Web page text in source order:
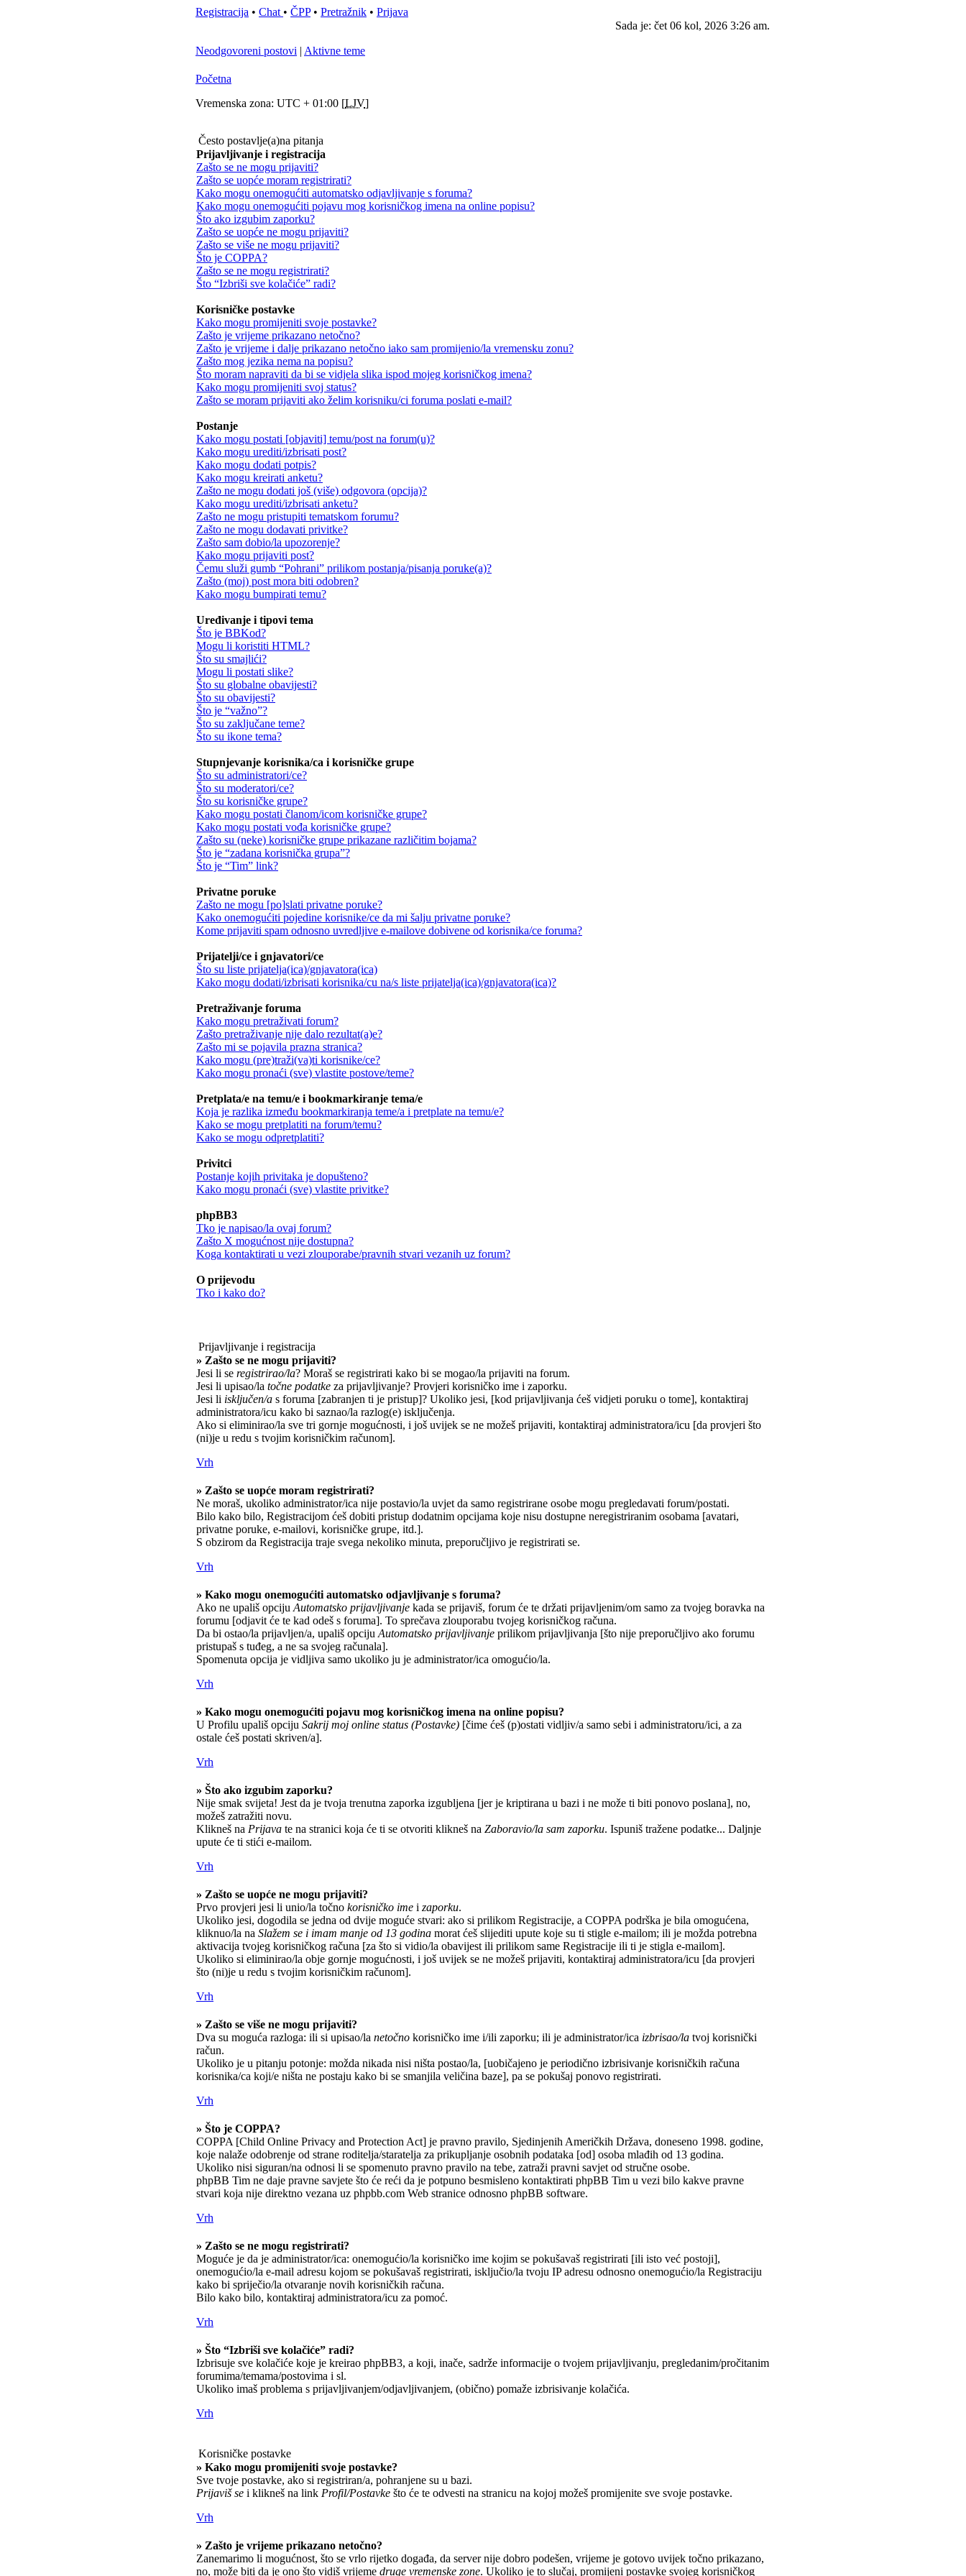
Registracija • Chat • ČPP• Pretražnik • Prijava
Sada je: čet 06 kol, 2026 3:26 am.
Neodgovoreni postovi | Aktivne teme
Početna
Vremenska zona: UTC + 01:00 [LJV]
Često postavlje(a)na pitanja
Prijavljivanje i registracija
Zašto se ne mogu prijaviti?
Zašto se uopće moram registrirati?
Kako mogu onemogućiti automatsko odjavljivanje s foruma?
Kako mogu onemogućiti pojavu mog korisničkog imena na online popisu?
Što ako izgubim zaporku?
Zašto se uopće ne mogu prijaviti?
Zašto se više ne mogu prijaviti?
Što je COPPA?
Zašto se ne mogu registrirati?
Što “Izbriši sve kolačiće” radi?
Korisničke postavke
Kako mogu promijeniti svoje postavke?
Zašto je vrijeme prikazano netočno?
Zašto je vrijeme i dalje prikazano netočno iako sam promijenio/la vremensku zonu?
Zašto mog jezika nema na popisu?
Što moram napraviti da bi se vidjela slika ispod mojeg korisničkog imena?
Kako mogu promijeniti svoj status?
Zašto se moram prijaviti ako želim korisniku/ci foruma poslati e-mail?
Postanje
Kako mogu postati [objaviti] temu/post na forum(u)?
Kako mogu urediti/izbrisati post?
Kako mogu dodati potpis?
Kako mogu kreirati anketu?
Zašto ne mogu dodati još (više) odgovora (opcija)?
Kako mogu urediti/izbrisati anketu?
Zašto ne mogu pristupiti tematskom forumu?
Zašto ne mogu dodavati privitke?
Zašto sam dobio/la upozorenje?
Kako mogu prijaviti post?
Čemu služi gumb “Pohrani” prilikom postanja/pisanja poruke(a)?
Zašto (moj) post mora biti odobren?
Kako mogu bumpirati temu?
Uređivanje i tipovi tema
Što je BBKod?
Mogu li koristiti HTML?
Što su smajlići?
Mogu li postati slike?
Što su globalne obavijesti?
Što su obavijesti?
Što je “važno”?
Što su zaključane teme?
Što su ikone tema?
Stupnjevanje korisnika/ca i korisničke grupe
Što su administratori/ce?
Što su moderatori/ce?
Što su korisničke grupe?
Kako mogu postati članom/icom korisničke grupe?
Kako mogu postati vođa korisničke grupe?
Zašto su (neke) korisničke grupe prikazane različitim bojama?
Što je “zadana korisnička grupa”?
Što je “Tim” link?
Privatne poruke
Zašto ne mogu [po]slati privatne poruke?
Kako onemogućiti pojedine korisnike/ce da mi šalju privatne poruke?
Kome prijaviti spam odnosno uvredljive e-mailove dobivene od korisnika/ce foruma?
Prijatelji/ce i gnjavatori/ce
Što su liste prijatelja(ica)/gnjavatora(ica)
Kako mogu dodati/izbrisati korisnika/cu na/s liste prijatelja(ica)/gnjavatora(ica)?
Pretraživanje foruma
Kako mogu pretraživati forum?
Zašto pretraživanje nije dalo rezultat(a)e?
Zašto mi se pojavila prazna stranica?
Kako mogu (pre)traži(va)ti korisnike/ce?
Kako mogu pronaći (sve) vlastite postove/teme?
Pretplata/e na temu/e i bookmarkiranje tema/e
Koja je razlika između bookmarkiranja teme/a i pretplate na temu/e?
Kako se mogu pretplatiti na forum/temu?
Kako se mogu odpretplatiti?
Privitci
Postanje kojih privitaka je dopušteno?
Kako mogu pronaći (sve) vlastite privitke?
phpBB3
Tko je napisao/la ovaj forum?
Zašto X mogućnost nije dostupna?
Koga kontaktirati u vezi zlouporabe/pravnih stvari vezanih uz forum?
O prijevodu
Tko i kako do?
Prijavljivanje i registracija
» Zašto se ne mogu prijaviti?
Jesi li se registrirao/la? Moraš se registrirati kako bi se mogao/la prijaviti na forum.
Jesi li upisao/la točne podatke za prijavljivanje? Provjeri korisničko ime i zaporku.
Jesi li isključen/a s foruma [zabranjen ti je pristup]? Ukoliko jesi, [kod prijavljivanja ćeš vidjeti poruku o tome], kontaktiraj
administratora/icu kako bi saznao/la razlog(e) isključenja.
Ako si eliminirao/la sve tri gornje mogućnosti, i još uvijek se ne možeš prijaviti, kontaktiraj administratora/icu [da provjeri što
(ni)je u redu s tvojim korisničkim računom].
Vrh
» Zašto se uopće moram registrirati?
Ne moraš, ukoliko administrator/ica nije postavio/la uvjet da samo registrirane osobe mogu pregledavati forum/postati.
Bilo kako bilo, Registracijom ćeš dobiti pristup dodatnim opcijama koje nisu dostupne neregistriranim osobama [avatari,
privatne poruke, e-mailovi, korisničke grupe, itd.].
S obzirom da Registracija traje svega nekoliko minuta, preporučljivo je registrirati se.
Vrh
» Kako mogu onemogućiti automatsko odjavljivanje s foruma?
Ako ne upališ opciju Automatsko prijavljivanje kada se prijaviš, forum će te držati prijavljenim/om samo za tvojeg boravka na
forumu [odjavit će te kad odeš s foruma]. To sprečava zlouporabu tvojeg korisničkog računa.
Da bi ostao/la prijavljen/a, upališ opciju Automatsko prijavljivanje prilikom prijavljivanja [što nije preporučljivo ako forumu
pristupaš s tuđeg, a ne sa svojeg računala].
Spomenuta opcija je vidljiva samo ukoliko ju je administrator/ica omogućio/la.
Vrh
» Kako mogu onemogućiti pojavu mog korisničkog imena na online popisu?
U Profilu upališ opciju Sakrij moj online status (Postavke) [čime ćeš (p)ostati vidljiv/a samo sebi i administratoru/ici, a za
ostale ćeš postati skriven/a].
Vrh
» Što ako izgubim zaporku?
Nije smak svijeta! Jest da je tvoja trenutna zaporka izgubljena [jer je kriptirana u bazi i ne može ti biti ponovo poslana], no,
možeš zatražiti novu.
Klikneš na Prijava te na stranici koja će ti se otvoriti klikneš na Zaboravio/la sam zaporku. Ispuniš tražene podatke... Daljnje
upute će ti stići e-mailom.
Vrh
» Zašto se uopće ne mogu prijaviti?
Prvo provjeri jesi li unio/la točno korisničko ime i zaporku.
Ukoliko jesi, dogodila se jedna od dvije moguće stvari: ako si prilikom Registracije, a COPPA podrška je bila omogućena,
kliknuo/la na Slažem se i imam manje od 13 godina morat ćeš slijediti upute koje su ti stigle e-mailom; ili je možda potrebna
aktivacija tvojeg korisničkog računa [za što si vidio/la obavijest ili prilikom same Registracije ili ti je stigla e-mailom].
Ukoliko si eliminirao/la obje gornje mogućnosti, i još uvijek se ne možeš prijaviti, kontaktiraj administratora/icu [da provjeri
što (ni)je u redu s tvojim korisničkim računom].
Vrh
» Zašto se više ne mogu prijaviti?
Dva su moguća razloga: ili si upisao/la netočno korisničko ime i/ili zaporku; ili je administrator/ica izbrisao/la tvoj korisnički
račun.
Ukoliko je u pitanju potonje: možda nikada nisi ništa postao/la, [uobičajeno je periodično izbrisivanje korisničkih računa
korisnika/ca koji/e ništa ne postaju kako bi se smanjila veličina baze], pa se pokušaj ponovo registrirati.
Vrh
» Što je COPPA?
COPPA [Child Online Privacy and Protection Act] je pravno pravilo, Sjedinjenih Američkih Država, doneseno 1998. godine,
koje nalaže odobrenje od strane roditelja/staratelja za prikupljanje osobnih podataka [od] osoba mlađih od 13 godina.
Ukoliko nisi siguran/na odnosi li se spomenuto pravno pravilo na tebe, zatraži pravni savjet od stručne osobe.
phpBB Tim ne daje pravne savjete što će reći da je potpuno besmisleno kontaktirati phpBB Tim u vezi bilo kakve pravne
stvari koja nije direktno vezana uz phpbb.com Web stranice odnosno phpBB software.
Vrh
» Zašto se ne mogu registrirati?
Moguće je da je administrator/ica: onemogućio/la korisničko ime kojim se pokušavaš registrirati [ili isto već postoji],
onemogućio/la e-mail adresu kojom se pokušavaš registrirati, isključio/la tvoju IP adresu odnosno onemogućio/la Registraciju
kako bi spriječio/la otvaranje novih korisničkih računa.
Bilo kako bilo, kontaktiraj administratora/icu za pomoć.
Vrh
» Što “Izbriši sve kolačiće” radi?
Izbrisuje sve kolačiće koje je kreirao phpBB3, a koji, inače, sadrže informacije o tvojem prijavljivanju, pregledanim/pročitanim
forumima/temama/postovima i sl.
Ukoliko imaš problema s prijavljivanjem/odjavljivanjem, (obično) pomaže izbrisivanje kolačića.
Vrh
Korisničke postavke
» Kako mogu promijeniti svoje postavke?
Sve tvoje postavke, ako si registriran/a, pohranjene su u bazi.
Prijaviš se i klikneš na link Profil/Postavke što će te odvesti na stranicu na kojoj možeš promijenite sve svoje postavke.
Vrh
» Zašto je vrijeme prikazano netočno?
Zanemarimo li mogućnost, što se vrlo rijetko događa, da server nije dobro podešen, vrijeme je gotovo uvijek točno prikazano,
no, može biti da je ono što vidiš vrijeme druge vremenske zone. Ukoliko je to slučaj, promijeni postavke svojeg korisničkog